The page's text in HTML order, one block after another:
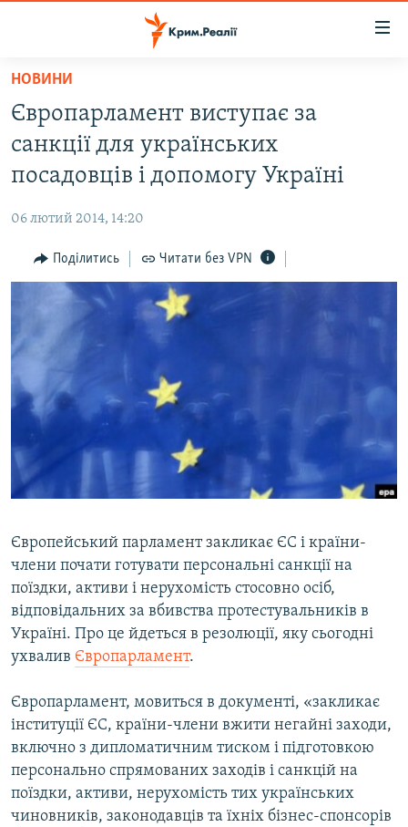
Перейти
основного
матеріалу
до
основної
Перейти
до
ВОДА.КРИМ
ВІДЕО ТА ФОТО
БЛОГИ
ПОГЛЯД
ІНТЕРВ'Ю
ВСЕ ЗА ДЕНЬ
СПЕЦПРОЕКТИ
ДЕПОРТАЦІЯ
ВІДЕОУРОКИ «ELIFBE»
УКРАЇНСЬКА ПРОБЛЕМА КРИМУ
ЯК ОБІЙТИ БЛОКУВАННЯ
Русский
Qırımtatar
Усі сайти RFE/RL
НОВИНИ
Європарламент виступає за
санкції для українських
посадовців і допомогу Україні
06 лютий 2014, 14:20
Поділитись Читати без VPN
Європейський парламент закликає ЄС і країни-
члени почати готувати персональні санкції на
поїздки, активи і нерухомість стосовно осіб,
відповідальних за вбивства протестувальників в
Україні. Про це йдеться в резолюції, яку сьогодні
ухвалив Європарламент.
Європарламент, мовиться в документі, «закликає
інституції ЄС, країни-члени вжити негайні заходи,
включно з дипломатичним тиском і підготовкою
персонально спрямованих заходів і санкцій на
поїздки, активи, нерухомість тих українських
чиновників, законодавців та їхніх бізнес-спонсорів